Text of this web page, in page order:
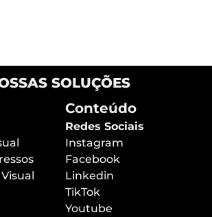
SOLUÇÕES
Conteúdo
Redes Sociais
Instagram
Facebook
Linkedin
TikTok
Youtube